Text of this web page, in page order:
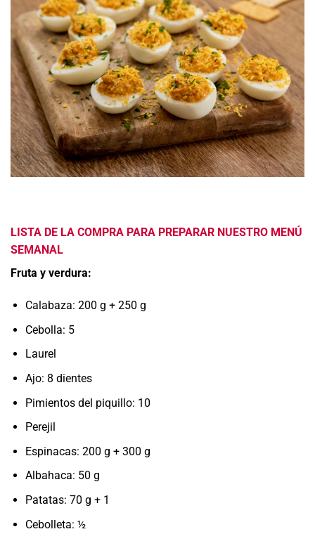
LISTA DE LA COMPRA PARA PREPARAR NUESTRO MENÚ
SEMANAL
Fruta y verdura:
Calabaza: 200 g + 250 g
Cebolla: 5
Laurel
Ajo: 8 dientes
Pimientos del piquillo: 10
Perejil
Espinacas: 200 g + 300 g
Albahaca: 50 g
Patatas: 70 g + 1
Cebolleta: ½